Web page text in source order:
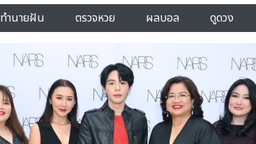
ทำนายฝัน ตรวจหวย ผลบอล ดูดวง